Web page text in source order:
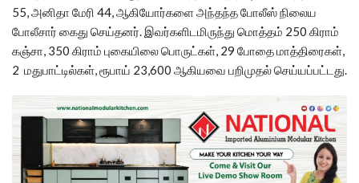
55, அனிதா மேரி 44, ஆகியோர்களை அந்தந்த போலீஸ் நிலைய
போலீசார் கைது செய்தனர். இவர்களிடமிருந்து மொத்தம் 250 கிராம்
கஞ்சா, 350 கிராம் புகையிலை பொருட்கள், 29 போதை மாத்திரைகள்,
2 மதுபாட்டில்கள், ரூபாய் 23,600 ஆகியவை பறிமுதல் செய்யப்பட்டது.